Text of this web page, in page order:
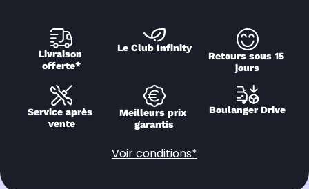
Livraison
offerte*
Le Club Infinity
Retours sous 15
jours
Service après
vente
Meilleurs prix
garantis
Boulanger Drive
Voir conditions*